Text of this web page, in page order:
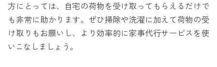
方にとっては、自宅の荷物を受け取ってもらえるだけで
も非常に助かります。ぜひ掃除や洗濯に加えて荷物の受
け取りもお願いし、より効率的に家事代行サービスを使
いこなしましょう。